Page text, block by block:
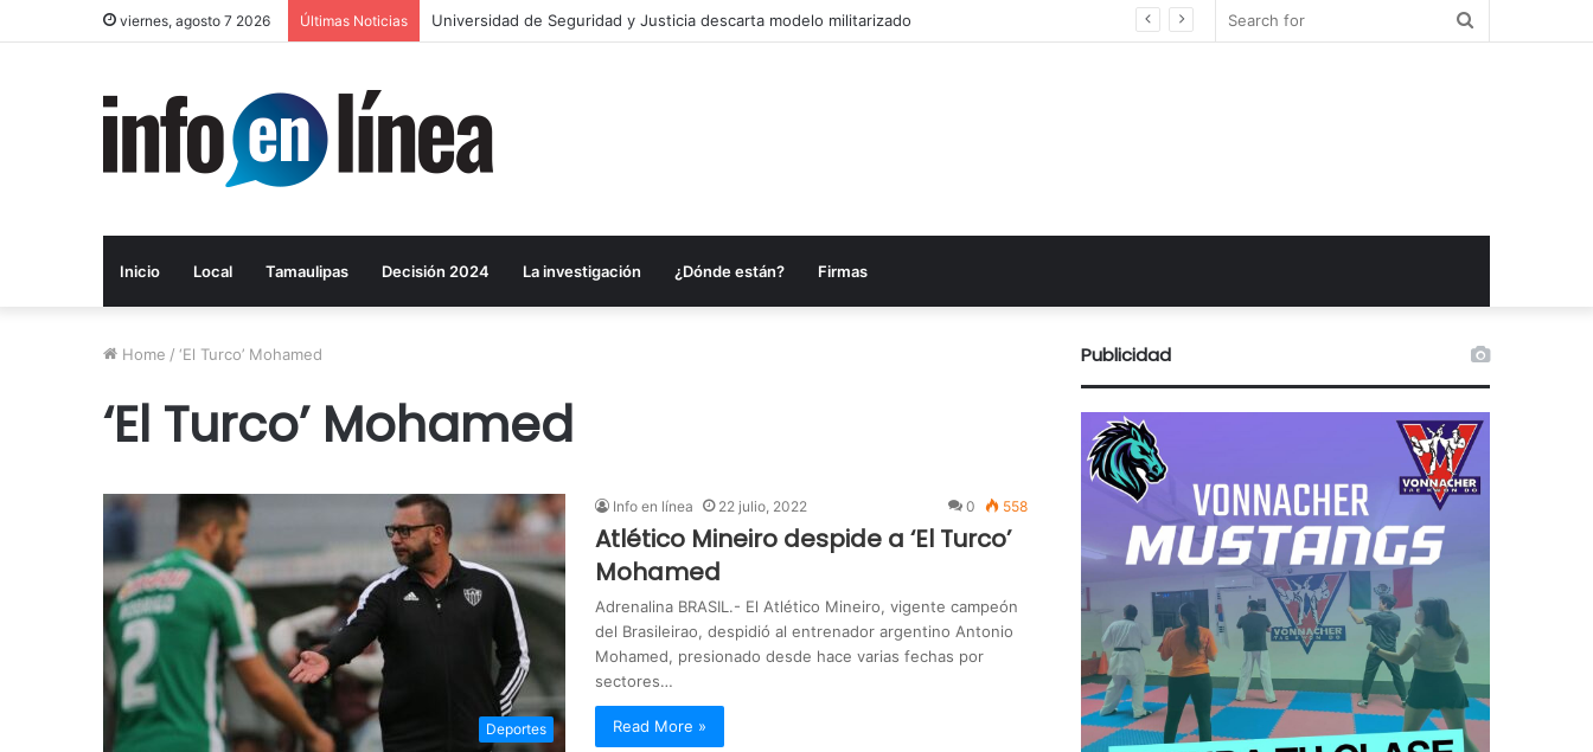
viernes, agosto 7 2026 Últimas Noticias Universidad de Seguridad y Justicia descarta modelo militarizado
Inicio Local Tamaulipas Decisión 2024 La investigación ¿Dónde están? Firmas
Home / ‘El Turco’ Mohamed
‘El Turco’ Mohamed
Deportes
Info en línea 22 julio, 2022 0 558
Atlético Mineiro despide a ‘El Turco’
Mohamed
Adrenalina BRASIL.- El Atlético Mineiro, vigente campeón
del Brasileirao, despidió al entrenador argentino Antonio
Mohamed, presionado desde hace varias fechas por
sectores…
Read More »
Publicidad